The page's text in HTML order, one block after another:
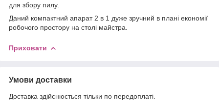
для збору пилу.
Даний компактний апарат 2 в 1 дуже зручний в плані економії
робочого простору на столі майстра.
Приховати
Умови доставки
Доставка здійснюється тільки по передоплаті.